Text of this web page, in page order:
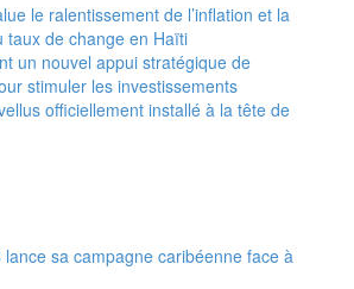
le ralentissement de l’inflation et la
taux de change en Haïti
un nouvel appui stratégique de
stimuler les investissements
officiellement installé à la tête de